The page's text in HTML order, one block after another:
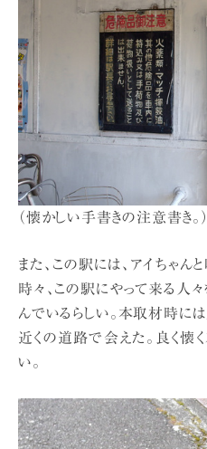
（懐かしい手書きの注意書き。）
また、この駅には、アイちゃ
時々、この駅にやって来る人
んでいるらしい。本取材時に
近くの道路で会えた。良く懐
い。